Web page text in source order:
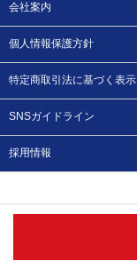
会社案内
個人情報保護方針
特定商取引法に基づく表示
SNSガイドライン
採用情報